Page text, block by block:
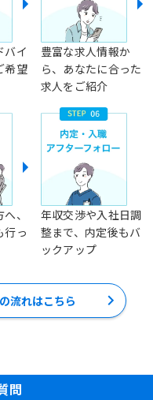
バイ
希望
豊富な求人情報か
ら、あなたに合った
求人をご紹介
、
行っ
年収交渉や入社日調
整まで、内定後もバ
ックアップ
流れはこちら
問